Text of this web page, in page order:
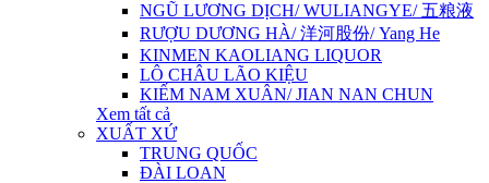
NGŨ LƯƠNG DỊCH/ WULIANGYE/ 五粮液
RƯỢU DƯƠNG HÀ/ 洋河股份/ Yang He
KINMEN KAOLIANG LIQUOR
LÔ CHÂU LÃO KIỆU
KIẾM NAM XUÂN/ JIAN NAN CHUN
Xem tất cả
XUẤT XỨ
TRUNG QUỐC
ĐÀI LOAN